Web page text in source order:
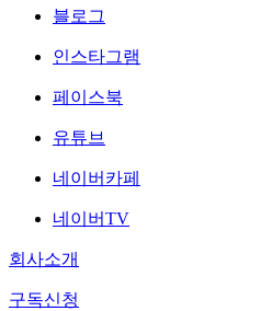
블로그
인스타그램
페이스북
유튜브
네이버카페
네이버TV
회사소개
구독신청